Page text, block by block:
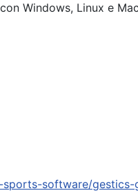
Windows, Linux e
software/